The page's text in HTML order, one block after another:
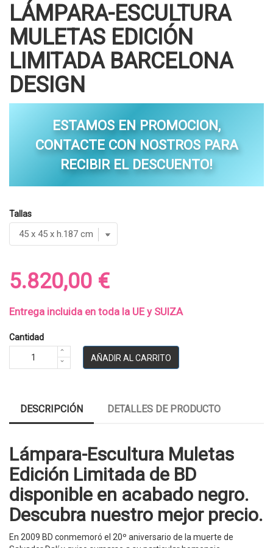
LÁMPARA-ESCULTURA
MULETAS EDICIÓN
LIMITADA BARCELONA
DESIGN
ESTAMOS EN PROMOCION,
CONTACTE CON NOSTROS PARA
RECIBIR EL DESCUENTO!
Tallas
5.820,00 €
Entrega incluida en toda la UE y SUIZA
Cantidad
AÑADIR AL CARRITO
DESCRIPCIÓN DETALLES DE PRODUCTO
Lámpara-Escultura Muletas
Edición Limitada de BD
disponible en acabado negro.
Descubra nuestro mejor precio.
En 2009 BD conmemoró el 20º aniversario de la muerte de